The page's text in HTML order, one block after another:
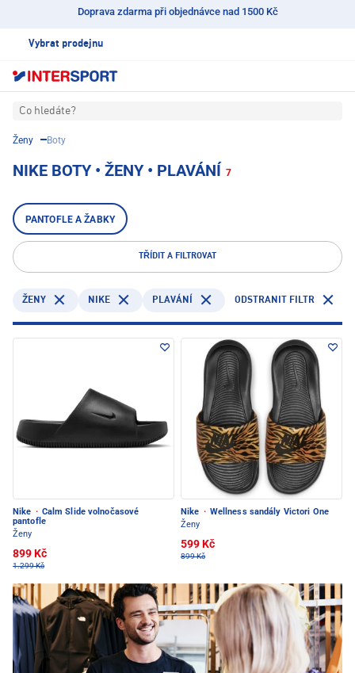
Doprava zdarma při objednávce nad 1500 Kč
Vybrat prodejnu
Co hledáte?
Ženy Boty
NIKE BOTY • ŽENY • PLAVÁNÍ 7
PANTOFLE A ŽABKY
TŘÍDIT A FILTROVAT
ŽENY NIKE PLAVÁNÍ ODSTRANIT FILTR
Nike · Calm Slide volnočasové
pantofle
Ženy
899 Kč
1.299 Kč
Nike · Wellness sandály Victori One
Ženy
599 Kč
899 Kč